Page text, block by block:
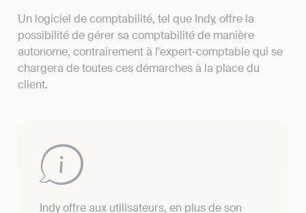
Un logiciel de comptabilité, tel que Indy, offre la
possibilité de gérer sa comptabilité de manière
autonome, contrairement à l'expert-comptable qui se
chargera de toutes ces démarches à la place du
client.
Indy offre aux utilisateurs, en plus de son